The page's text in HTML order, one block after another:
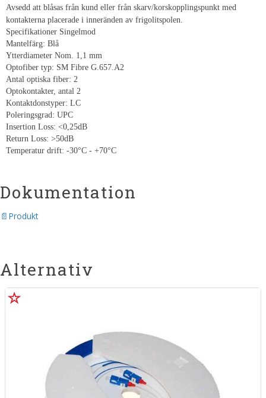
Avsedd att blåsas från kund eller från skarv/korskopplingspunkt med
kontakterna placerade i inneränden av frigolitspolen.
Specifikationer Singelmod
Mantelfärg: Blå
Ytterdiameter Nom. 1,1 mm
Optofiber typ: SM Fibre G.657.A2
Antal optiska fiber: 2
Optokontakter, antal 2
Kontaktdonstyper: LC
Poleringsgrad: UPC
Insertion Loss: <0,25dB
Return Loss: >50dB
Temperatur drift: -30°C - +70°C
Dokumentation
Produkt
Alternativ